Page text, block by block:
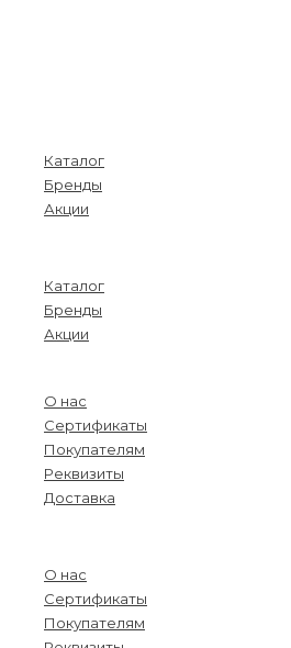
Каталог
Бренды
Акции
Каталог
Бренды
Акции
О нас
Сертификаты
Покупателям
Реквизиты
Доставка
О нас
Сертификаты
Покупателям